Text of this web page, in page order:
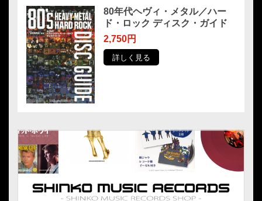
80年代ヘヴィ・メタル／ハー
ド・ロック ディスク・ガイド
2,750円
詳しく見る